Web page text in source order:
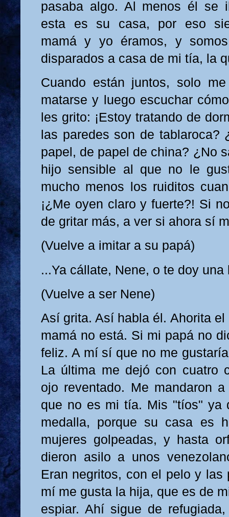
pasaba algo. Al menos él se
esta es su casa, por eso
mamá y yo éramos, y
disparados a casa de mi tía, la
Cuando están juntos, solo
matarse y luego escuchar
les grito: ¡Estoy tratando de
las paredes son de tablaroca?
papel, de papel de china? ¿No
hijo sensible al que no le
mucho menos los ruiditos
¡¿Me oyen claro y fuerte?! Si
de gritar más, a ver si ahora sí
(Vuelve a imitar a su papá)
...Ya cállate, Nene, o te doy
(Vuelve a ser Nene)
Así grita. Así habla él. Ahorita
mamá no está. Si mi papá no
feliz. A mí sí que no me
La última me dejó con cuatro
ojo reventado. Me mandaron
que no es mi tía. Mis "tíos" ya
medalla, porque su casa es
mujeres golpeadas, y hasta
dieron asilo a unos
Eran negritos, con el pelo y las
mí me gusta la hija, que es de
espiar. Ahí sigue de